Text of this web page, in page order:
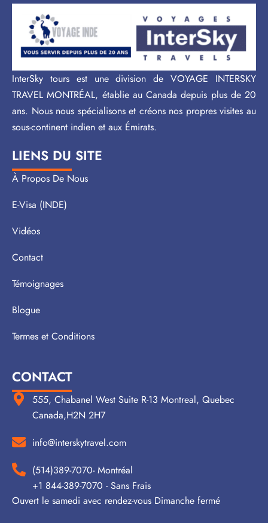
InterSky tours est une division de VOYAGE INTERSKY
TRAVEL MONTRÉAL, établie au Canada depuis plus de 20
ans. Nous nous spécialisons et créons nos propres visites au
sous-continent indien et aux Émirats.
LIENS DU SITE
À Propos De Nous
E-Visa (INDE)
Vidéos
Contact
Témoignages
Blogue
Termes et Conditions
CONTACT
555, Chabanel West Suite R-13 Montreal, Quebec
Canada,H2N 2H7
info@interskytravel.com
(514)389-7070- Montréal
+1 844-389-7070 - Sans Frais
Ouvert le samedi avec rendez-vous Dimanche fermé